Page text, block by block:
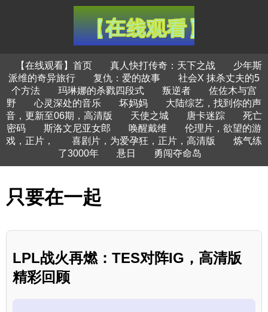
【在线观看】首页 真人快打传奇：天下之战
少年斯
派维的奇异旅行
复仇：爱的故事
社会X 抹杀丈夫的5
个方法
玛琳娜的杀戮四段式 叛逆者
佐佐木与宫
野
心灵深处的音乐 坏妈妈
大陆综艺，找到你的声
音，更新至06期，高清版
天使之城 唐卡迷踪
死亡
密码
斯洛文尼亚女郎 唤醒戴维
伦理片，欲望的游
戏，正片，
喜剧片，为爱孕狂，正片，高清版
炼气练
了3000年
悬日 勇闯夺命岛
只要在一起
LPL战火再燃：TES对阵IG，高清版
精彩回顾